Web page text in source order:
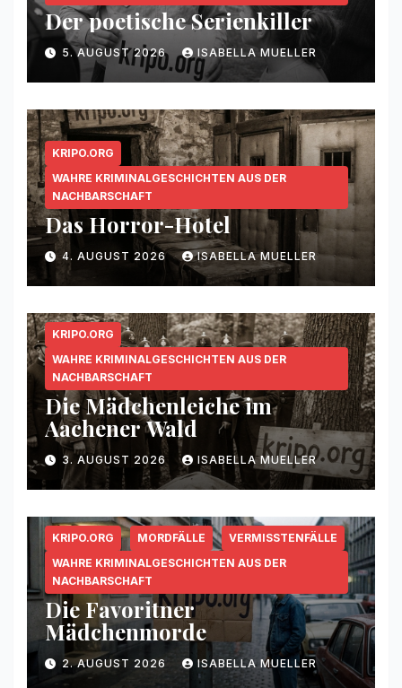
Der poetische Serienkiller
5. AUGUST 2026 ISABELLA MUELLER
KRIPO.ORG
WAHRE KRIMINALGESCHICHTEN AUS DER
NACHBARSCHAFT
Das Horror-Hotel
4. AUGUST 2026 ISABELLA MUELLER
KRIPO.ORG
WAHRE KRIMINALGESCHICHTEN AUS DER
NACHBARSCHAFT
Die Mädchenleiche im
Aachener Wald
3. AUGUST 2026 ISABELLA MUELLER
KRIPO.ORG MORDFÄLLE
VERMISSTENFÄLLE
WAHRE KRIMINALGESCHICHTEN AUS DER
NACHBARSCHAFT
Die Favoritner
Mädchenmorde
2. AUGUST 2026 ISABELLA MUELLER